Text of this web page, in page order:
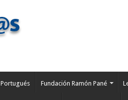
Fundación Ramón Pané